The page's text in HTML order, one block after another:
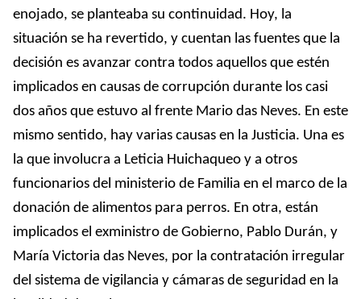
enojado, se planteaba su continuidad. Hoy, la
situación se ha revertido, y cuentan las fuentes que la
decisión es avanzar contra todos aquellos que estén
implicados en causas de corrupción durante los casi
dos años que estuvo al frente Mario das Neves. En este
mismo sentido, hay varias causas en la Justicia. Una es
la que involucra a Leticia Huichaqueo y a otros
funcionarios del ministerio de Familia en el marco de la
donación de alimentos para perros. En otra, están
implicados el exministro de Gobierno, Pablo Durán, y
María Victoria das Neves, por la contratación irregular
del sistema de vigilancia y cámaras de seguridad en la